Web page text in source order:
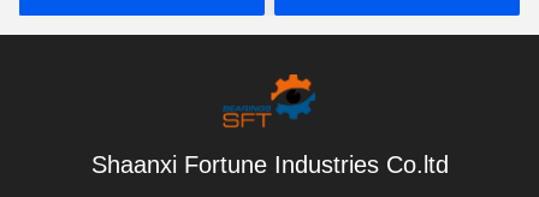
kogellager
Shaanxi Fortune Industries Co.ltd